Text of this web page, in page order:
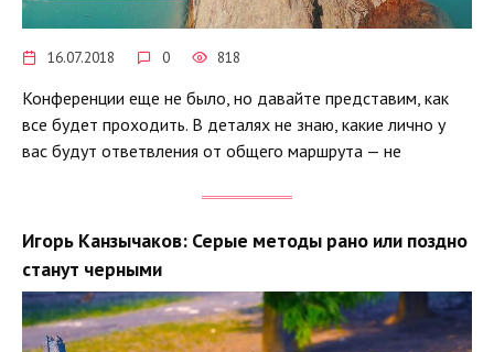
16.07.2018 0 818
Конференции еще не было, но давайте представим, как
все будет проходить. В деталях не знаю, какие лично у
вас будут ответвления от общего маршрута — не
Игорь Канзычаков: Серые методы рано или поздно
станут черными